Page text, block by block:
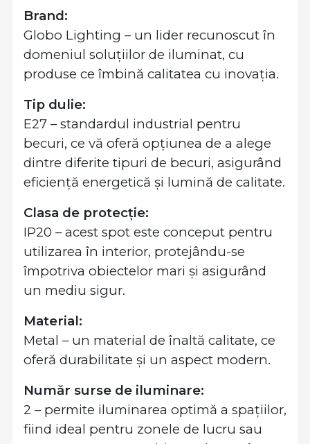
Brand:
Globo Lighting – un lider recunoscut în
domeniul soluțiilor de iluminat, cu
produse ce îmbină calitatea cu inovația.
Tip dulie:
E27 – standardul industrial pentru
becuri, ce vă oferă opțiunea de a alege
dintre diferite tipuri de becuri, asigurând
eficiență energetică și lumină de calitate.
Clasa de protecție:
IP20 – acest spot este conceput pentru
utilizarea în interior, protejându-se
împotriva obiectelor mari și asigurând
un mediu sigur.
Material:
Metal – un material de înaltă calitate, ce
oferă durabilitate și un aspect modern.
Număr surse de iluminare:
2 – permite iluminarea optimă a spațiilor,
fiind ideal pentru zonele de lucru sau